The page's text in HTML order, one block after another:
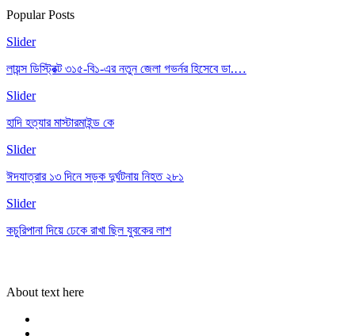
Popular Posts
Slider
লায়ন্স ডিস্ট্রিক্ট ৩১৫-বি১-এর নতুন জেলা গভর্নর হিসেবে ডা.…
Slider
হাদি হত্যার মাস্টারমাইন্ড কে
Slider
ঈদযাত্রার ১৩ দিনে সড়ক দুর্ঘটনায় নিহত ২৮১
Slider
কচুরিপানা দিয়ে ঢেকে রাখা ছিল যুবকের লাশ
About text here